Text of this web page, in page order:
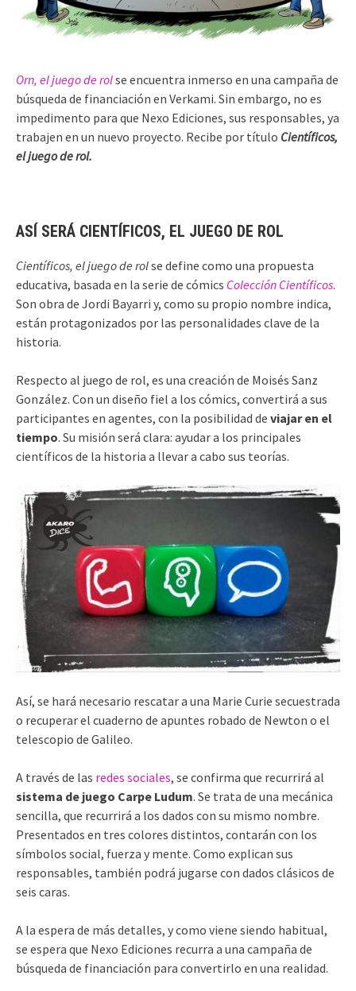
Orn, el juego de rolse encuentra inmerso en una campaña de
búsqueda de financiación en Verkami. Sin embargo, no es
impedimento para que Nexo Ediciones, sus responsables, ya
trabajen en un nuevo proyecto. Recibe por título Científicos,
el juego de rol.
ASÍ SERÁ CIENTÍFICOS, EL JUEGO DE ROL
Científicos, el juego de rolse define como una propuesta
educativa, basada en la serie de cómics Colección Científicos.
Son obra de Jordi Bayarri y, como su propio nombre indica,
están protagonizados por las personalidades clave de la
historia.
Respecto al juego de rol, es una creación de Moisés Sanz
González. Con un diseño fiel a los cómics, convertirá a sus
participantes en agentes, con la posibilidad de viajar en el
tiempo. Su misión será clara: ayudar a los principales
científicos de la historia a llevar a cabo sus teorías.
Así, se hará necesario rescatar a una Marie Curie secuestrada
o recuperar el cuaderno de apuntes robado de Newton o el
telescopio de Galileo.
A través de las redes sociales, se confirma que recurrirá al
sistema de juego Carpe Ludum. Se trata de una mecánica
sencilla, que recurrirá a los dados con su mismo nombre.
Presentados en tres colores distintos, contarán con los
símbolos social, fuerza y mente. Como explican sus
responsables, también podrá jugarse con dados clásicos de
seis caras.
A la espera de más detalles, y como viene siendo habitual,
se espera que Nexo Ediciones recurra a una campaña de
búsqueda de financiación para convertirlo en una realidad.